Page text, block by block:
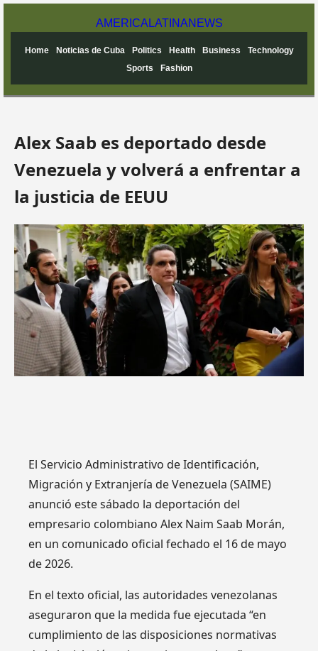
AMERICA LATINANEWS
Home Noticias de Cuba Politics Health Business
Technology
Sports
Fashion
Alex Saab es deportado desde
Venezuela y volverá a enfrentar a
la justicia de EEUU
El Servicio Administrativo de Identificación,
Migración y Extranjería de Venezuela (SAIME)
anunció este sábado la deportación del
empresario colombiano Alex Naim Saab Morán,
en un comunicado oficial fechado el 16 de mayo
de 2026.
En el texto oficial, las autoridades venezolanas
aseguraron que la medida fue ejecutada “en
cumplimiento de las disposiciones normativas